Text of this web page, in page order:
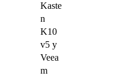
Kaste
n
K10
v5 y
Veea
m